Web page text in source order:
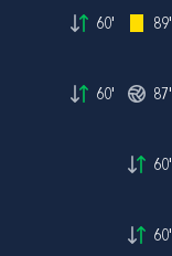
60' 89'
60' 87'
60'
60'